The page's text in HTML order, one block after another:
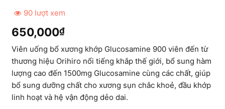
90 lượt xem
650,000₫
Viên uống bổ xương khớp Glucosamine 900 viên đến từ
thương hiệu Orihiro nổi tiếng khắp thế giới, bổ sung hàm
lượng cao đến 1500mg Glucosamine cùng các chất, giúp
bổ sung dưỡng chất cho xương sụn chắc khoẻ, đầu khớp
linh hoạt và hệ vận động dẻo dai.